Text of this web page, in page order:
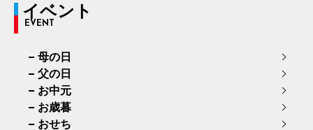
イベント
EVENT
母の日
父の日
お中元
お歳暮
おせち